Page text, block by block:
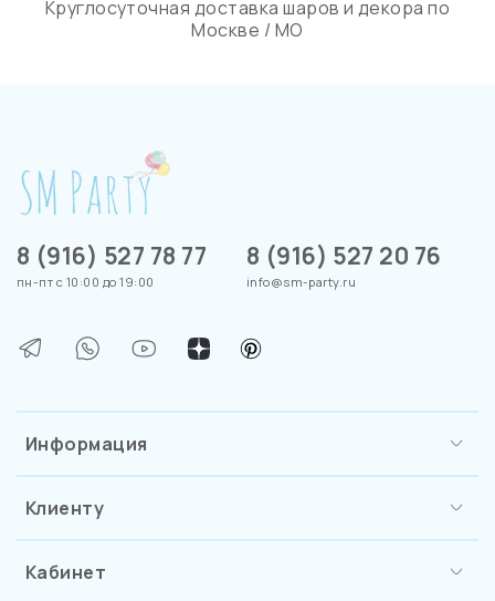
Круглосуточная доставка шаров и декора по
Москве / МО
Информация
Клиенту
Кабинет
8 (916) 527 78 77
пн-пт с 10:00 до 19:00
8 (916) 527 20 76
info@sm-party.ru